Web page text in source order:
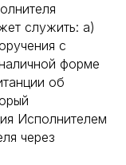
служить: а)
с
форме
об
Исполнителем
через